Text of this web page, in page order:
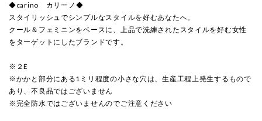
◆carino カリーノ◆
スタイリッシュでシンプルなスタイルを好むあなたへ。
クール＆フェミニンをベースに、上品で洗練されたスタイルを好む女性
をターゲットにしたブランドです。
※２E
※かかと部分にある1ミリ程度の小さな穴は、生産工程上発生するもので
あり、不良品ではございません
※完全防水ではございませんのでご注意ください